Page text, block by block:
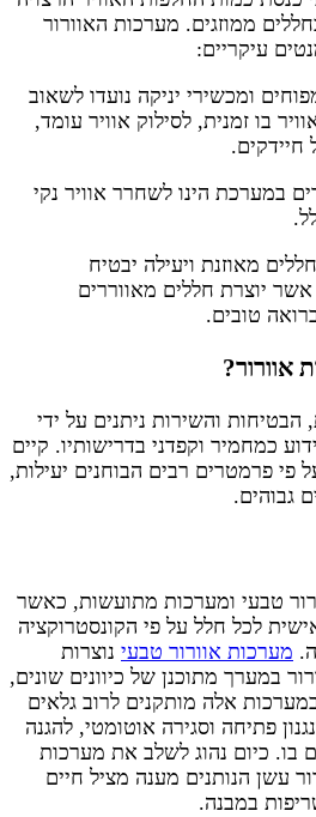
ממוזגים. מערכות האוורור
עיקריים:
ומכשירי יניקה נועדו לשאוב
בו זמנית, לסילוק אוויר עומד,
חיידקים.
במערכת הינו לשחרר אוויר נקי
מאוזנת ויעילה יבטיח
יוצרת חללים מאווררים
טובים.
אוורור?
והשירות ניתנים על ידי
כמחמיר וקפדני בדרישותיו. קיים
פי פרמטרים רבים הבוחנים יעילות,
גבוהים.
טבעי ומערכות מתועשות, כאשר
לכל חלל על פי הקונסטרוקציה
מערכות אוורור טבעי נוצרות
במערך מתוכנן של כיוונים שונים,
אלה מותקנים לרוב גלאים
פתיחה וסגירה אוטומטי, להגנה
בו. כיום נהוג לשלב את מערכות
עשן הנותנים מענה מציל חיים
במבנה.